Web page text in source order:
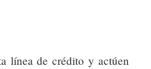
línea de crédito y actúen